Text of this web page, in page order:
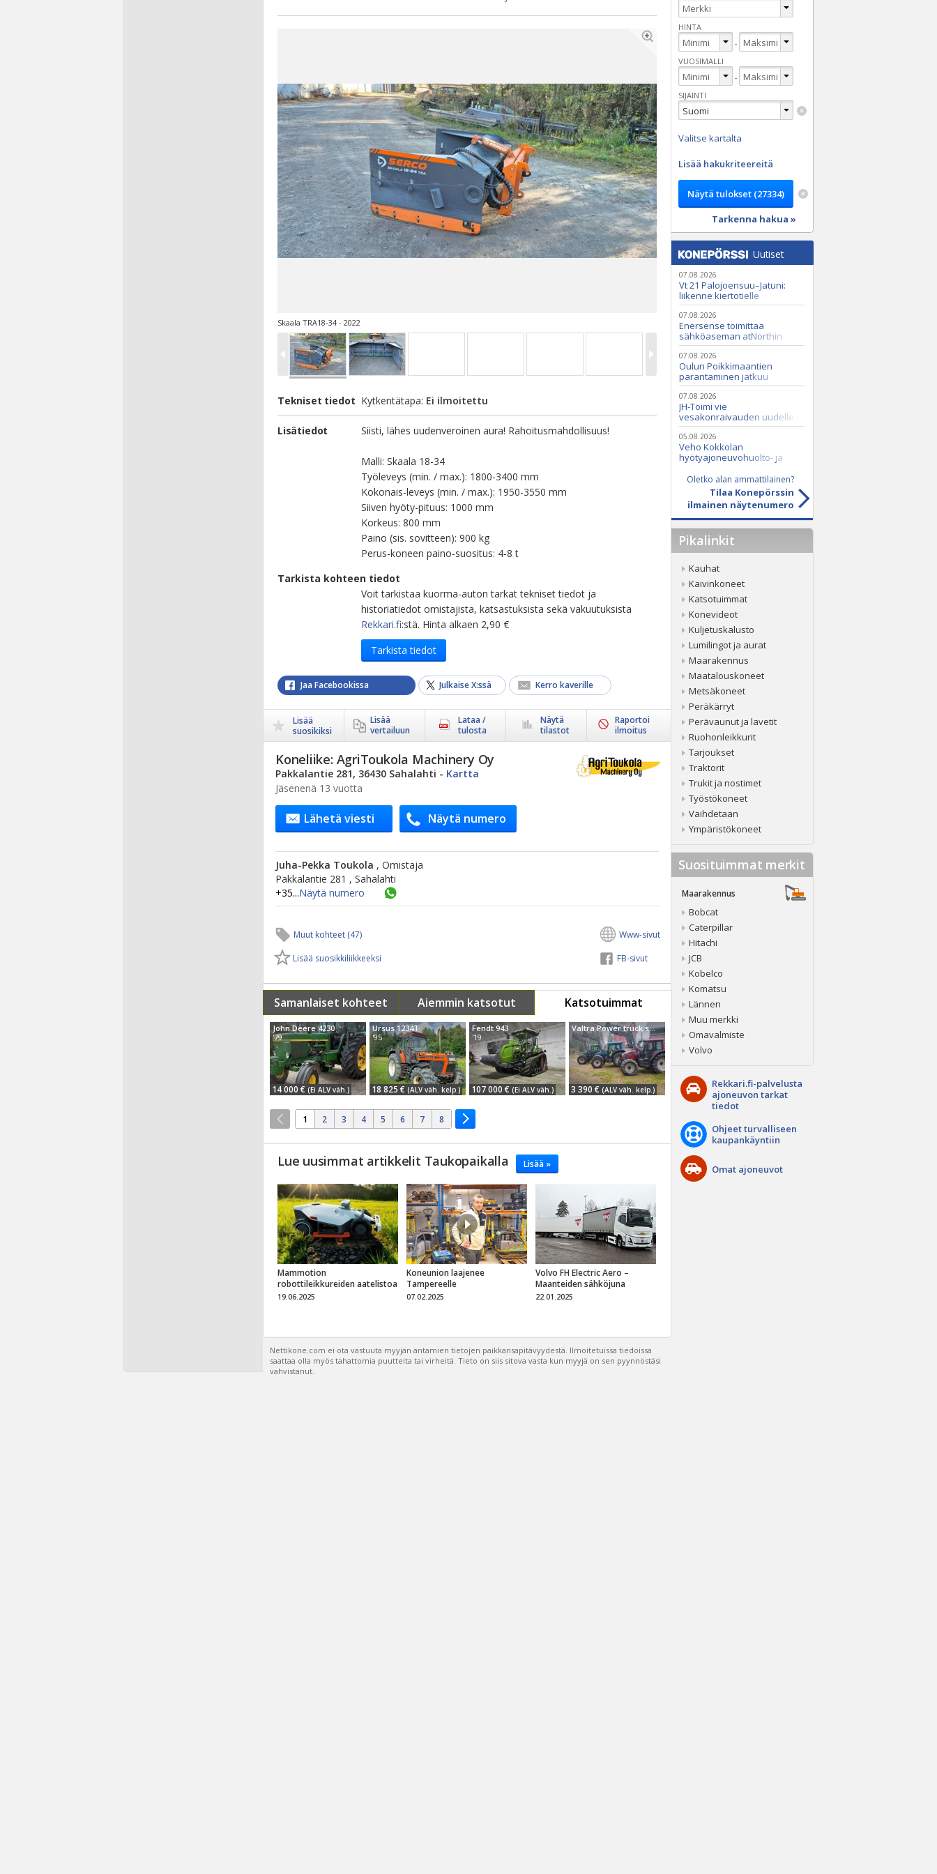
Skaala TRA18-34 - 2022
Tekniset tiedot Kytkentätapa: Ei ilmoitettu
Lisätiedot Siisti, lähes uudenveroinen aura! Rahoitusmahdollisuus!
Malli: Skaala 18-34
Työleveys (min. / max.): 1800-3400 mm
Kokonais-leveys (min. / max.): 1950-3550 mm
Siiven hyöty-pituus: 1000 mm
Korkeus: 800 mm
Paino (sis. sovitteen): 900 kg
Perus-koneen paino-suositus: 4-8 t
Tarkista kohteen tiedot
Voit tarkistaa kuorma-auton tarkat tekniset tiedot ja
historiatiedot omistajista, katsastuksista sekä vakuutuksista
Rekkari.fi:stä. Hinta alkaen 2,90 €
Tarkista tiedot
Jaa Facebookissa Julkaise X:ssä Kerro kaverille
Lisää
suosikiksi
Lisää
vertailuun
Lataa /
tulosta
Näytä
tilastot
Raportoi
ilmoitus
Koneliike: AgriToukola Machinery Oy
Pakkalantie 281, 36430 Sahalahti - Kartta
Jäsenenä 13 vuotta
Lähetä viesti Näytä numero
Juha-Pekka Toukola , Omistaja
Pakkalantie 281 , Sahalahti
+35...Näytä numero
Muut kohteet (47)
Lisää suosikkiliikkeeksi
Www-sivut
FB-sivut
Samanlaiset kohteet Aiemmin katsotut Katsotuimmat
John Deere 4230
'79
14 000 € (Ei ALV väh.)
Ursus 1234T
'95
18 825 € (ALV väh. kelp.)
Fendt 943
'19
107 000 € (Ei ALV väh.)
Valtra Power truck show kaupoille
3 390 € (ALV väh. kelp.)
1 2 3 4 5 6 7 8
Lue uusimmat artikkelit Taukopaikalla Lisää »
Mammotion
robottileikkureiden aatelistoa
19.06.2025
Koneunion laajenee
Tampereelle
07.02.2025
Volvo FH Electric Aero –
Maanteiden sähköjuna
22.01.2025
Nettikone.com ei ota vastuuta myyjän antamien tietojen paikkansapitävyydestä. Ilmoitetuissa tiedoissa
saattaa olla myös tahattomia puutteita tai virheitä. Tieto on siis sitova vasta kun myyjä on sen pyynnöstäsi
vahvistanut.
HINTA
-
VUOSIMALLI
-
SIJAINTI
Valitse kartalta
Lisää hakukriteereitä
Tarkenna hakua »
Uutiset
07.08.2026
Vt 21 Palojoensuu–Jatuni:
liikenne kiertotielle
Nunasjoen silloilla
07.08.2026
Enersense toimittaa
sähköaseman atNorthin
datakeskukseen
07.08.2026
Oulun Poikkimaantien
parantaminen jatkuu
07.08.2026
JH-Toimi vie
vesakonraivauden uudelle
tasolle Casen ja Seppi-
murskaimen avulla
05.08.2026
Veho Kokkolan
hyötyajoneuvohuolto- ja
Oy:lle lokakuussa
Oletko alan ammattilainen?
Tilaa Konepörssin
ilmainen näytenumero
Pikalinkit
Kauhat
Kaivinkoneet
Katsotuimmat
Konevideot
Kuljetuskalusto
Lumilingot ja aurat
Maarakennus
Maatalouskoneet
Metsäkoneet
Peräkärryt
Perävaunut ja lavetit
Ruohonleikkurit
Tarjoukset
Traktorit
Trukit ja nostimet
Työstökoneet
Vaihdetaan
Ympäristökoneet
Suosituimmat merkit
Maarakennus
Bobcat
Caterpillar
Hitachi
JCB
Kobelco
Komatsu
Lännen
Muu merkki
Omavalmiste
Volvo
Rekkari.fi-palvelusta
ajoneuvon tarkat
tiedot
Ohjeet turvalliseen
kaupankäyntiin
Omat ajoneuvot